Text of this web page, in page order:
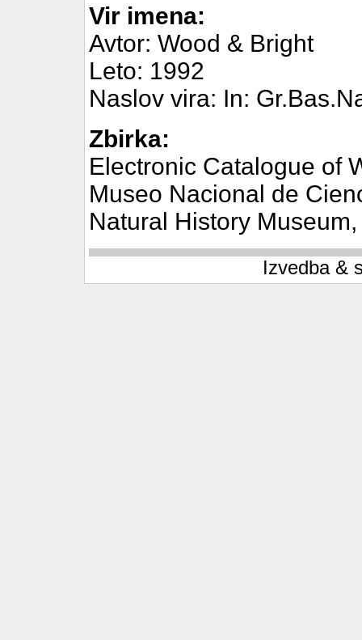
Vir imena:
Avtor: Wood & Bright
Leto: 1992
Naslov vira: In:
Zbirka:
Electronic Catalogue of
Museo Nacional de
Natural History
Izvedba &